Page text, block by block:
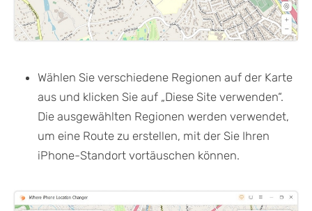
Wählen Sie verschiedene Regionen auf der Karte
aus und klicken Sie auf „Diese Site verwenden“.
Die ausgewählten Regionen werden verwendet,
um eine Route zu erstellen, mit der Sie Ihren
iPhone-Standort vortäuschen können.